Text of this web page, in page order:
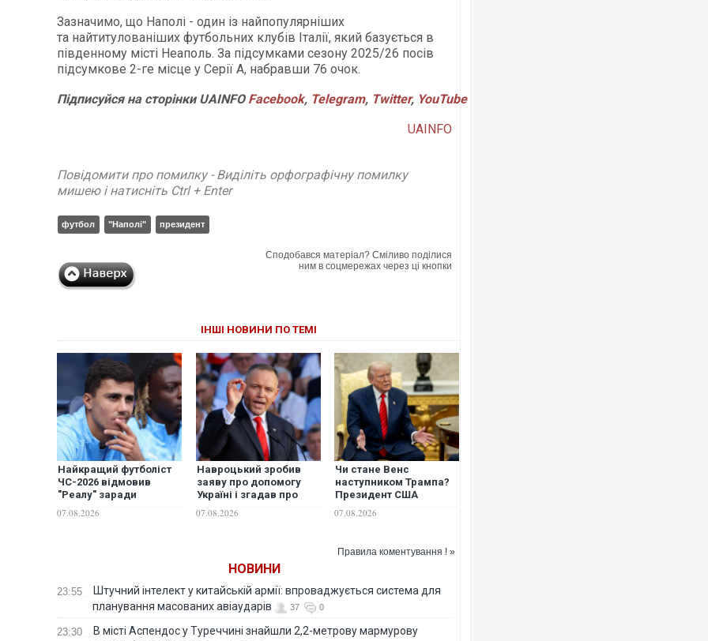
Зазначимо, що Наполі - один із найпопулярніших
та найтитулованіших футбольних клубів Італії, який базується в
південному місті Неаполь. За підсумками сезону 2025/26 посів
підсумкове 2-ге місце у Серії А, набравши 76 очок.
ПідписуйсянасторінкиUAINFO Facebook, Telegram, Twitter, YouTube
UAINFO
Повідомити про помилку - Виділіть орфографічну помилку
мишею і натисніть Ctrl + Enter
футбол "Наполі" президент
Сподобався матеріал? Сміливо поділися
ним в соцмережах через ці кнопки
ІНШІ НОВИНИ ПО ТЕМІ
Найкращий футболіст
ЧС-2026 відмовив
"Реалу" заради
07.08.2026
Навроцький зробив
заяву про допомогу
Україні і згадав про
07.08.2026
Чи стане Венс
наступником Трампа?
Президент США
неочікуваною заявою
07.08.2026
Правила коментування ! »
НОВИНИ
23:55
Штучний інтелект у китайській армії: впроваджується система для
планування масованих авіаударів
37 0
23:30
В місті Аспендос у Туреччині знайшли 2,2-метрову мармурову